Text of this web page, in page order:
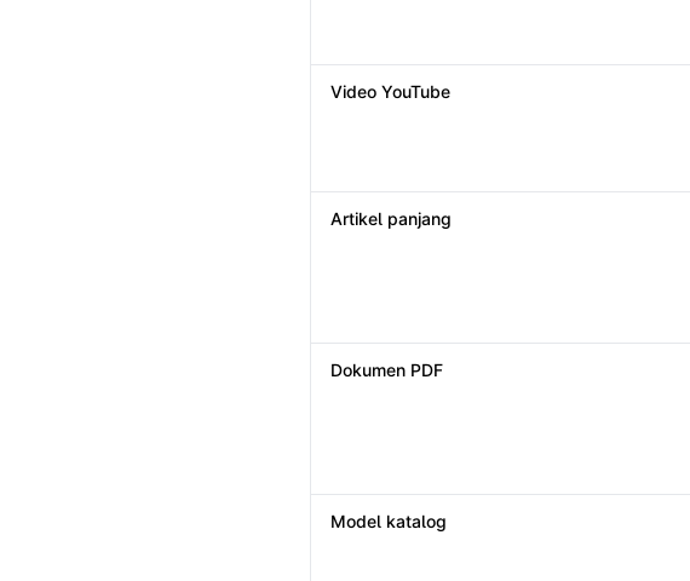
Video YouTube
Artikel panjang
Dokumen PDF
Model katalog